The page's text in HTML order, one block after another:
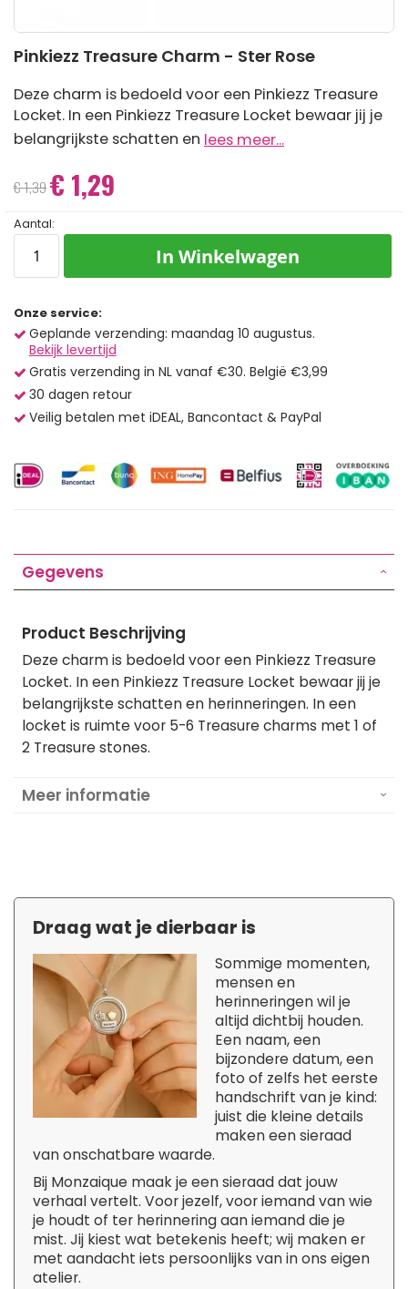
naar
begin
van
de
afbeeldingen-
Pinkiezz Treasure Charm - Ster Rose
Deze charm is bedoeld voor een Pinkiezz Treasure
Locket. In een Pinkiezz Treasure Locket bewaar jij je
belangrijkste schatten en lees meer...
€ 1,39
Speciale
prijs
€ 1,29
Aantal:
In Winkelwagen
Onze service:
Geplande verzending: maandag 10 augustus.
Bekijk levertijd
Gratis verzending in NL vanaf €30. België €3,99
30 dagen retour
Veilig betalen met iDEAL, Bancontact & PayPal
Gegevens
Product Beschrijving
Deze charm is bedoeld voor een Pinkiezz Treasure
Locket. In een Pinkiezz Treasure Locket bewaar jij je
belangrijkste schatten en herinneringen. In een
locket is ruimte voor 5-6 Treasure charms met 1 of
2 Treasure stones.
Meer informatie
Draag wat je dierbaar is
Sommige momenten,
mensen en
herinneringen wil je
altijd dichtbij houden.
Een naam, een
bijzondere datum, een
foto of zelfs het eerste
handschrift van je kind:
juist die kleine details
maken een sieraad
van onschatbare waarde.
Bij Monzaique maak je een sieraad dat jouw
verhaal vertelt. Voor jezelf, voor iemand van wie
je houdt of ter herinnering aan iemand die je
mist. Jij kiest wat betekenis heeft; wij maken er
met aandacht iets persoonlijks van in ons eigen
atelier.